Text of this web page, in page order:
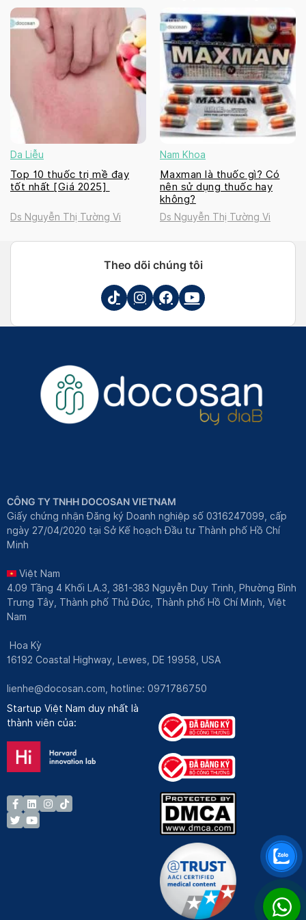
Da Liễu
Top 10 thuốc trị mề đay
tốt nhất [Giá 2025]
Ds Nguyễn Thị Tường Vi
Nam Khoa
Maxman là thuốc gì? Có
nên sử dụng thuốc hay
không?
Ds Nguyễn Thị Tường Vi
Theo dõi chúng tôi
CÔNG TY TNHH DOCOSAN VIETNAM
Giấy chứng nhận Đăng ký Doanh nghiệp số 0316247099, cấp
ngày 27/04/2020 tại Sở Kế hoạch Đầu tư Thành phố Hồ Chí
Minh
Việt Nam
4.09 Tầng 4 Khối LA.3, 381-383 Nguyễn Duy Trinh, Phường Bình
Trưng Tây, Thành phố Thủ Đức, Thành phố Hồ Chí Minh, Việt
Nam
Hoa Kỳ
16192 Coastal Highway, Lewes, DE 19958, USA
lienhe@docosan.com , hotline: 0971786750
Startup Việt Nam duy nhất là
thành viên của: